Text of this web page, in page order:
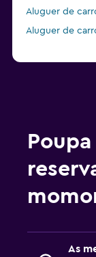
Aluguer de
Aluguer de
As